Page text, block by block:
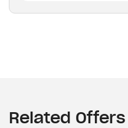
Related Offers